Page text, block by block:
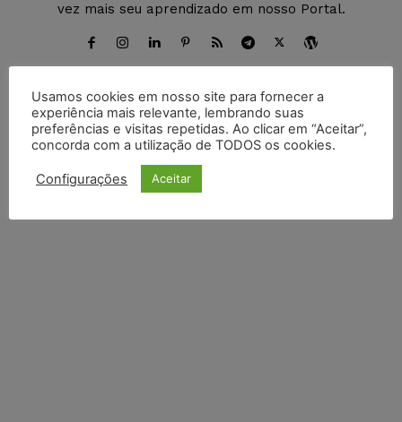
vez mais seu aprendizado em nosso Portal.
DEIXE UM COMENTÁRIO
Usamos cookies em nosso site para fornecer a
experiência mais relevante, lembrando suas
preferências e visitas repetidas. Ao clicar em “Aceitar”,
concorda com a utilização de TODOS os cookies.
Configurações Aceitar